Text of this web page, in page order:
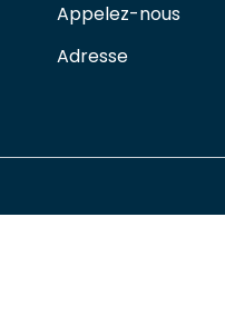
Appelez-nous
Adresse